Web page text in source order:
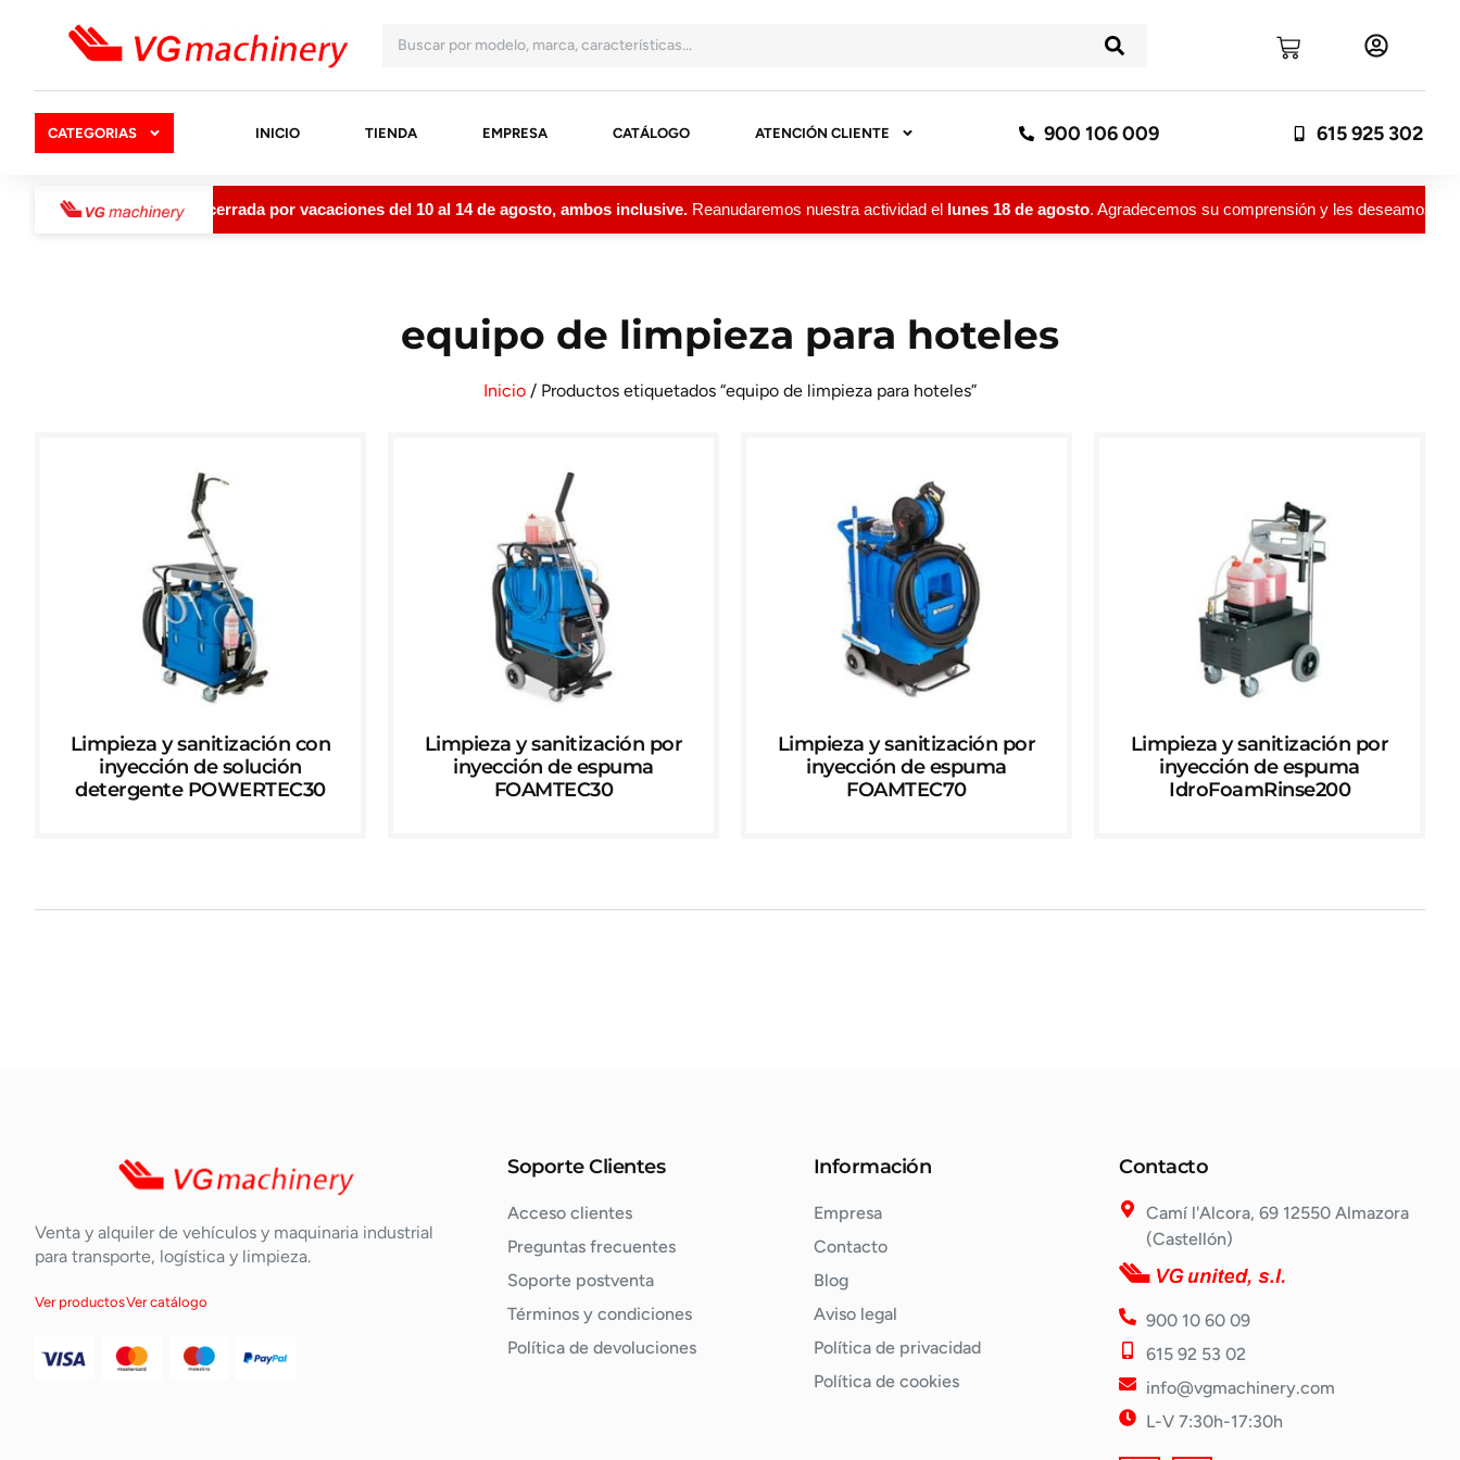
CATEGORIAS INICIO TIENDA EMPRESA CATÁLOGO ATENCIÓN CLIENTE 900 106 009 615 925 302
permanecerá cerrada por vacaciones del 10 al 14 de agosto, ambos inclusive.Reanudaremos nuestra actividad el lunes 18 de agosto. Agradecemos su comprensión y les deseamos un
equipo de limpieza para hoteles
Inicio / Productos etiquetados “equipo de limpieza para hoteles”
Limpieza y sanitización con
inyección de solución
detergente POWERTEC30
Limpieza y sanitización por
inyección de espuma
FOAMTEC30
Limpieza y sanitización por
inyección de espuma
FOAMTEC70
Limpieza y sanitización por
inyección de espuma
IdroFoamRinse200
Venta y alquiler de vehículos y maquinaria industrial
para transporte, logística y limpieza.
Ver productosVer catálogo
Soporte Clientes
Acceso clientes
Preguntas frecuentes
Soporte postventa
Términos y condiciones
Política de devoluciones
Información
Empresa
Contacto
Blog
Aviso legal
Política de privacidad
Política de cookies
Contacto
Camí l'Alcora, 69 12550 Almazora
(Castellón)
900 10 60 09
615 92 53 02
info@vgmachinery.com
L-V 7:30h-17:30h